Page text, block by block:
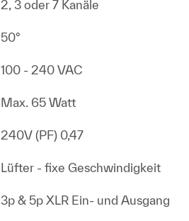
2, 3 oder 7 Kanäle
50°
100 - 240 VAC
Max. 65 Watt
240V (PF) 0,47
Lüfter - fixe Geschwindigkeit
3p & 5p XLR Ein- und Ausgang